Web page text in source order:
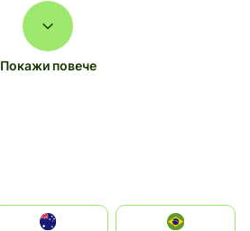
Покажи повече